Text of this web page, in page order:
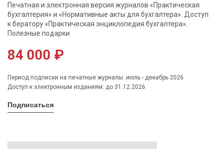
Печатная и электронная версия журналов «Практическая
бухгалтерия» и «Нормативные акты для бухгалтера». Доступ
к бератору «Практическая энциклопедия бухгалтера».
Полезные подарки.
84 000 ₽
Период подписки на печатные журналы: июль - декабрь 2026
Доступ к электронным изданиям: до 31.12.2026
Подписаться